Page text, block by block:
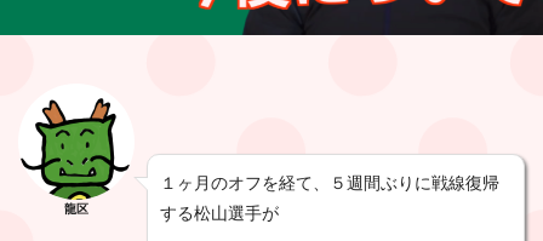
龍区
１ヶ月のオフを経て、５週間ぶりに戦線復帰
する松山選手が